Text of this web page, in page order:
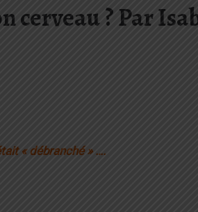
cerveau ? Par
« débranché » ….